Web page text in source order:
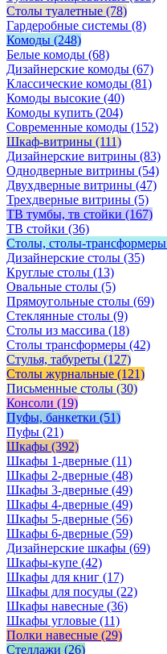
Столы туалетные (78)
Гардеробные системы (8)
Комоды (248)
Белые комоды (68)
Дизайнерские комоды (67)
Классические комоды (81)
Комоды высокие (40)
Комоды купить (204)
Современные комоды (152)
Шкаф-витрины (111)
Дизайнерские витрины (83)
Однодверные витрины (54)
Двухдверные витрины (47)
Трехдверные витрины (5)
ТВ тумбы, тв стойки (167)
ТВ стойки (36)
Столы, столы-трансформеры
Дизайнерские столы (35)
Круглые столы (13)
Овальные столы (5)
Прямоугольные столы (69)
Стеклянные столы (9)
Столы из массива (18)
Столы трансформеры (42)
Стулья, табуреты (127)
Столы журнальные (121)
Письменные столы (30)
Консоли (19)
Пуфы, банкетки (51)
Пуфы (21)
Шкафы (392)
Шкафы 1-дверные (11)
Шкафы 2-дверные (48)
Шкафы 3-дверные (49)
Шкафы 4-дверные (49)
Шкафы 5-дверные (56)
Шкафы 6-дверные (59)
Дизайнерские шкафы (69)
Шкафы-купе (42)
Шкафы для книг (17)
Шкафы для посуды (22)
Шкафы навесные (36)
Шкафы угловые (11)
Полки навесные (29)
Стеллажи (26)